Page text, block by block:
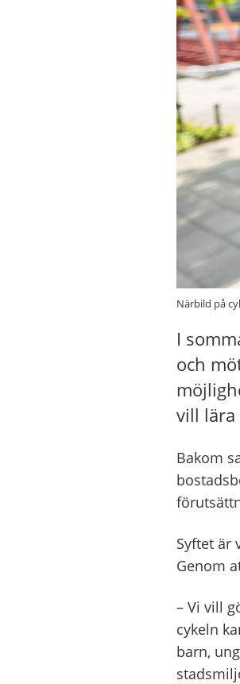
Närbild på
I
och
vill lära
Bakom
Syftet är
Genom
– Vi vill
cykeln
barn,